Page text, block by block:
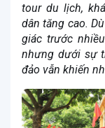
tour du lịch,
dân tăng cao.
giác trước
nhưng dưới sự
đảo vẫn khiến